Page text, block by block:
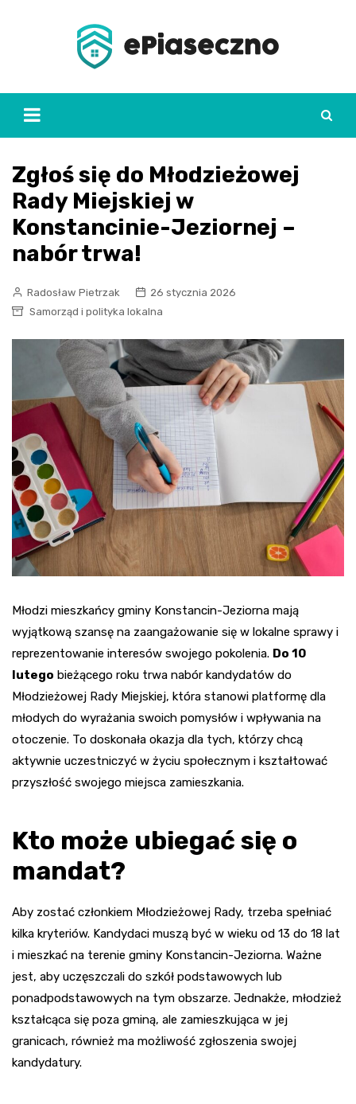
Zgłoś się do Młodzieżowej
Rady Miejskiej w
Konstancinie-Jeziornej –
nabór trwa!
Radosław Pietrzak
26 stycznia 2026
Samorząd i polityka lokalna
Młodzi mieszkańcy gminy Konstancin-Jeziorna mają
wyjątkową szansę na zaangażowanie się w lokalne sprawy i
reprezentowanie interesów swojego pokolenia. Do 10
lutego bieżącego roku trwa nabór kandydatów do
Młodzieżowej Rady Miejskiej, która stanowi platformę dla
młodych do wyrażania swoich pomysłów i wpływania na
otoczenie. To doskonała okazja dla tych, którzy chcą
aktywnie uczestniczyć w życiu społecznym i kształtować
przyszłość swojego miejsca zamieszkania.
Kto może ubiegać się o
mandat?
Aby zostać członkiem Młodzieżowej Rady, trzeba spełniać
kilka kryteriów. Kandydaci muszą być w wieku od 13 do 18 lat
i mieszkać na terenie gminy Konstancin-Jeziorna. Ważne
jest, aby uczęszczali do szkół podstawowych lub
ponadpodstawowych na tym obszarze. Jednakże, młodzież
kształcąca się poza gminą, ale zamieszkująca w jej
granicach, również ma możliwość zgłoszenia swojej
kandydatury.